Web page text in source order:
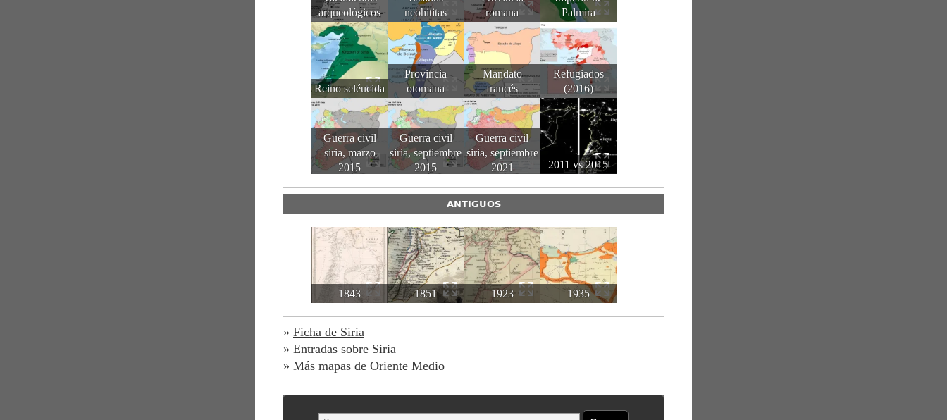
arqueológicos
neohititas
romana
Palmira
Reino seléucida
Provincia
otomana
Mandato
francés
Refugiados
(2016)
Guerra civil
siria, marzo
2015
Guerra civil
siria, septiembre
2015
Guerra civil
siria, septiembre
2021
2011 vs 2015
ANTIGUOS
1843 1851 1923 1935
» Ficha de Siria
» Entradas sobre Siria
» Más mapas de Oriente Medio